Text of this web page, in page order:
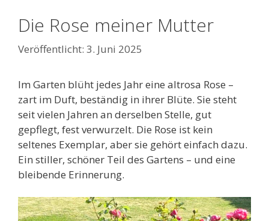
Die Rose meiner Mutter
3. Juni 2025
Im Garten blüht jedes Jahr eine altrosa Rose –
zart im Duft, beständig in ihrer Blüte. Sie steht
seit vielen Jahren an derselben Stelle, gut
gepflegt, fest verwurzelt. Die Rose ist kein
seltenes Exemplar, aber sie gehört einfach dazu.
Ein stiller, schöner Teil des Gartens – und eine
bleibende Erinnerung.